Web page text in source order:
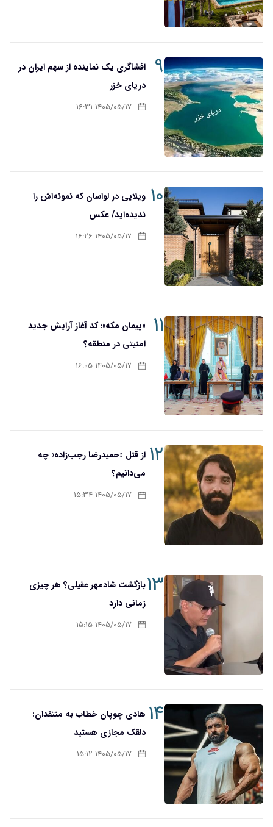
۹
افشاگری یک نماینده از سهم ایران در
دریای خزر
۱۴۰۵/۰۵/۱۷ ۱۶:۳۱
۱۰ ویلایی در لواسان که نمونه‌اش را
ندیده‌اید/ عکس
۱۴۰۵/۰۵/۱۷ ۱۶:۲۶
۱۱
«پیمان مکه»؛ کد آغاز آرایش جدید
امنیتی در منطقه؟
۱۴۰۵/۰۵/۱۷ ۱۶:۰۵
۱۲ از قتل «حمیدرضا رجب‌زاده» چه
می‌دانیم؟
۱۴۰۵/۰۵/۱۷ ۱۵:۳۴
۱۳بازگشت شادمهر عقیلی؟ هر چیزی
زمانی دارد
۱۴۰۵/۰۵/۱۷ ۱۵:۱۵
۱۴ هادی چوپان خطاب به منتقدان:
دلقک مجازی هستید
۱۴۰۵/۰۵/۱۷ ۱۵:۱۲